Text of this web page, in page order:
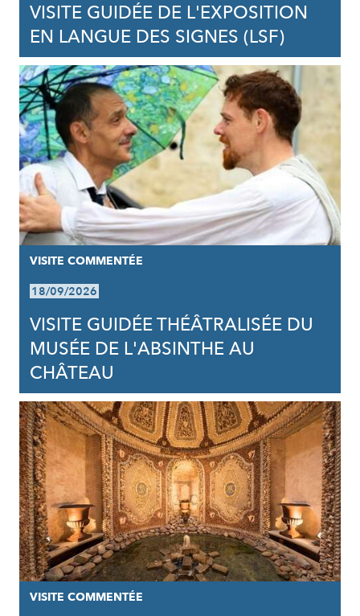
VISITE GUIDÉE DE L'EXPOSITION
EN LANGUE DES SIGNES (LSF)
VISITE COMMENTÉE
18/09/2026
VISITE GUIDÉE THÉÂTRALISÉE DU
MUSÉE DE L'ABSINTHE AU
CHÂTEAU
VISITE COMMENTÉE